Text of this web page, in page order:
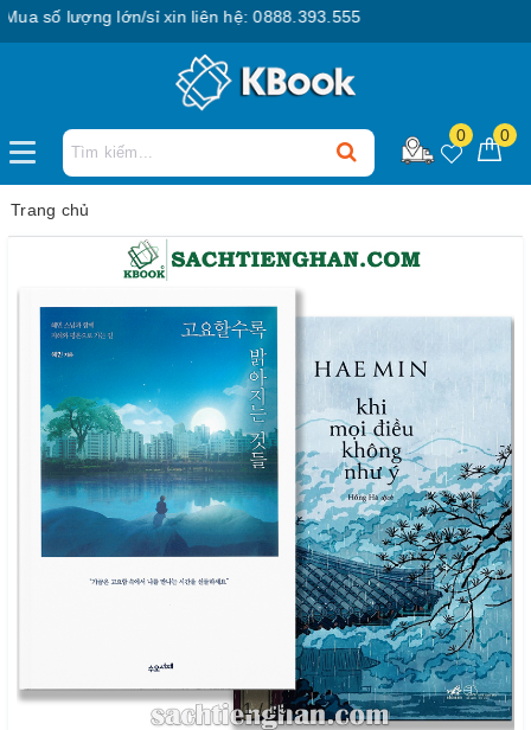
số lượng lớn/sỉ xin liên hệ: 0888.393.555
0 0
Trang chủ
1/15